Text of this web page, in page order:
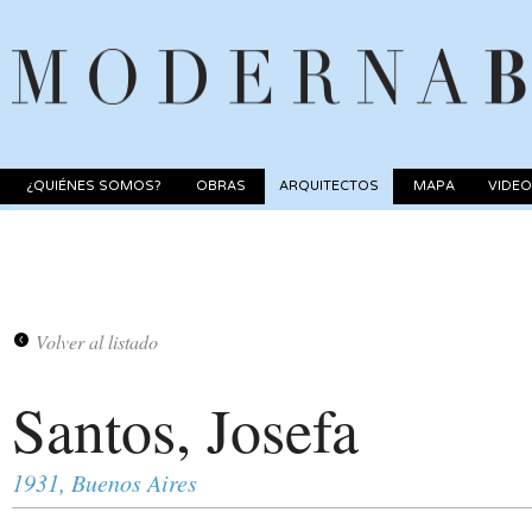
¿QUIÉNES SOMOS? OBRAS ARQUITECTOS MAPA
Volver al listado
Santos, Josefa
1931, Buenos Aires